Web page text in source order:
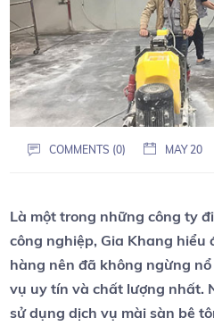
COMMENTS (0) MAY 20
Là một trong những công ty
công nghiệp, Gia Khang hiểu
hàng nên đã không ngừng
vụ uy tín và chất lượng nhất.
sử dụng dịch vụ mài sàn bê